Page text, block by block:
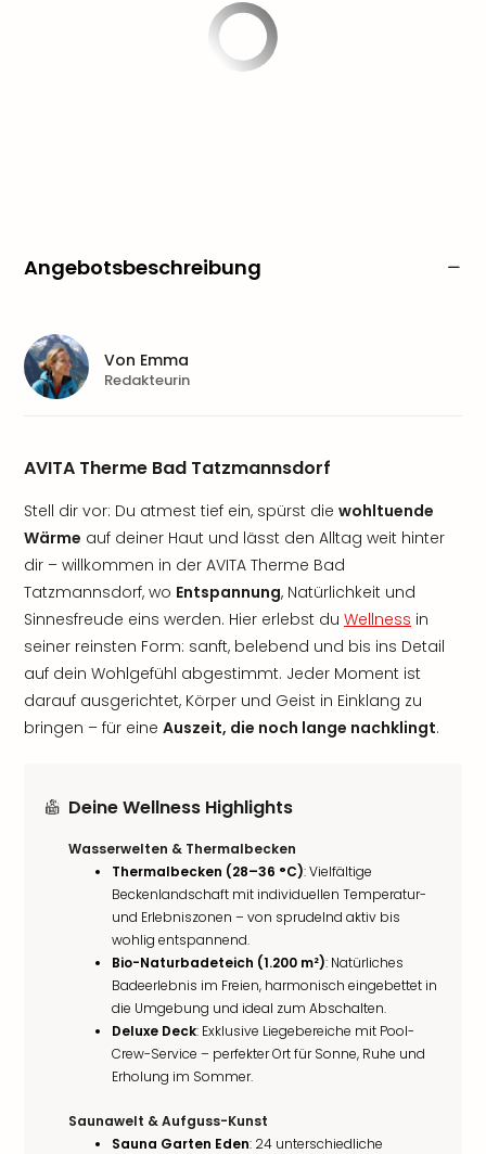
Angebotsbeschreibung
AVITA Therme Bad Tatzmannsdorf
Stell dir vor: Du atmest tief ein, spürst die wohltuende
Wärme auf deiner Haut und lässt den Alltag weit hinter
dir – willkommen in der AVITA Therme Bad
Tatzmannsdorf, wo Entspannung, Natürlichkeit und
Sinnesfreude eins werden. Hier erlebst du Wellness in
seiner reinsten Form: sanft, belebend und bis ins Detail
auf dein Wohlgefühl abgestimmt. Jeder Moment ist
darauf ausgerichtet, Körper und Geist in Einklang zu
bringen – für eine Auszeit, die noch lange nachklingt.
Deine Wellness Highlights
Wasserwelten & Thermalbecken
Thermalbecken (28–36 °C): Vielfältige
Beckenlandschaft mit individuellen Temperatur-
und Erlebniszonen – von sprudelnd aktiv bis
wohlig entspannend.
Bio-Naturbadeteich (1.200 m²): Natürliches
Badeerlebnis im Freien, harmonisch eingebettet in
die Umgebung und ideal zum Abschalten.
Deluxe Deck: Exklusive Liegebereiche mit Pool-
Crew-Service – perfekter Ort für Sonne, Ruhe und
Erholung im Sommer.
Saunawelt & Aufguss-Kunst
Sauna Garten Eden: 24 unterschiedliche
Von Emma
Redakteurin